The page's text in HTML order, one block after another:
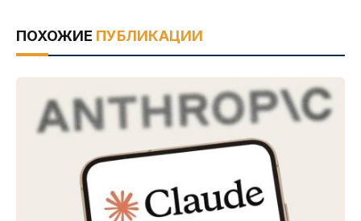
ПОХОЖИЕ ПУБЛИКАЦИИ